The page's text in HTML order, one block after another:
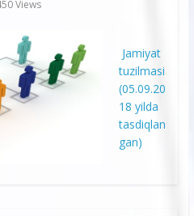
Views
Jamiyat
tuzilmasi
(05.09.20
18 yilda
tasdiqlan
gan)